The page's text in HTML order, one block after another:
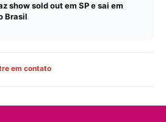
show sold out em SP e sai em
Brasil
em contato